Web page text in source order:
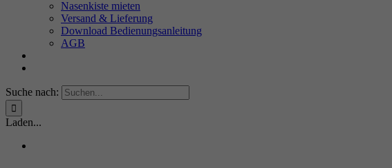
Nasenkiste mieten
Versand & Lieferung
Download Bedienungsanleitung
AGB
Suche nach:
Laden...